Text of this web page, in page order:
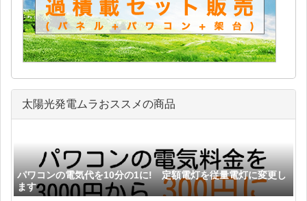
太陽光発電ムラおススメの商品
パワコンの電気代を10分の1に! 定額電灯を従量電灯に変更し
ます